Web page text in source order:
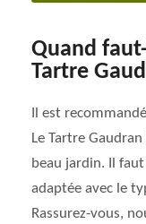
Quand
Tartre
Il est
Le Tartre
beau jardin. Il
adaptée avec le
Rassurez-vous,